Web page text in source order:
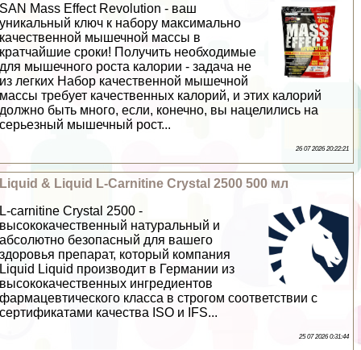
SAN Mass Effect Revolution - ваш
уникальный ключ к набору максимально
качественной мышечной массы в
кратчайшие сроки! Получить необходимые
для мышечного роста калории - задача не
из легких Набор качественной мышечной
массы требует качественных калорий, и этих калорий
должно быть много, если, конечно, вы нацелились на
серьезный мышечный рост...
26 07 2026 20:22:21
Liquid & Liquid L-Carnitine Crystal 2500 500 мл
L-carnitine Crystal 2500 -
высококачественный натуральный и
абсолютно безопасный для вашего
здоровья препарат, который компания
Liquid Liquid производит в Германии из
высококачественных ингредиентов
фармацевтического класса в строгом соответствии с
сертификатами качества ISO и IFS...
25 07 2026 0:31:44